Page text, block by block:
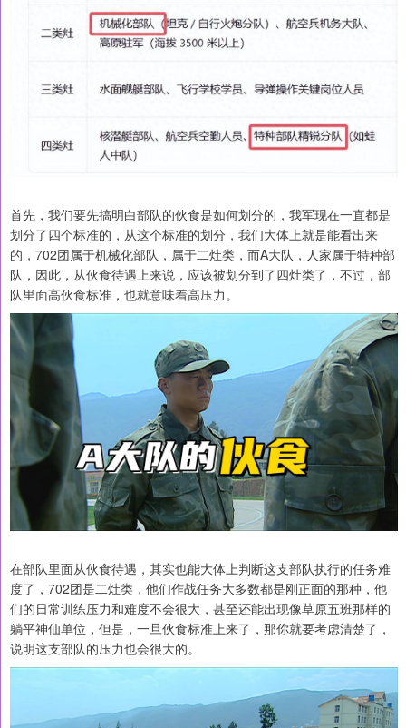
首先，我们要先搞明白部队的伙食是如何划分的，我军现在一直都是
划分了四个标准的，从这个标准的划分，我们大体上就是能看出来
的，702团属于机械化部队，属于二灶类，而A大队，人家属于特种部
队，因此，从伙食待遇上来说，应该被划分到了四灶类了，不过，部
队里面高伙食标准，也就意味着高压力。
在部队里面从伙食待遇，其实也能大体上判断这支部队执行的任务难
度了，702团是二灶类，他们作战任务大多数都是刚正面的那种，他
们的日常训练压力和难度不会很大，甚至还能出现像草原五班那样的
躺平神仙单位，但是，一旦伙食标准上来了，那你就要考虑清楚了，
说明这支部队的压力也会很大的。